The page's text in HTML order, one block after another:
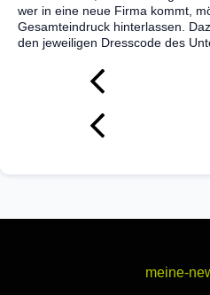
wer in eine neue Firma kommt,
Gesamteindruck hinterlassen.
den jeweiligen Dresscode des
meine-